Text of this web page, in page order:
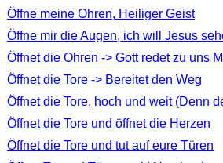
Öffne meine Ohren, Heiliger Geist
Öffne mir die Augen, ich will Jesus
Öffnet die Ohren -> Gott redet zu uns
Öffnet die Tore -> Bereitet den Weg
Öffnet die Tore, hoch und weit (Denn
Öffnet die Tore und öffnet die Herzen
Öffnet die Tore und tut auf eure Türen